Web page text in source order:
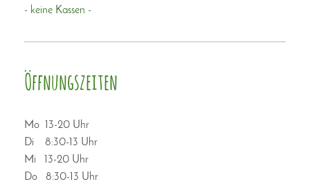
- keine Kassen -
Öffnungszeiten
Mo 13-20 Uhr
Di 8:30-13 Uhr
Mi 13-20 Uhr
Do 8:30-13 Uhr